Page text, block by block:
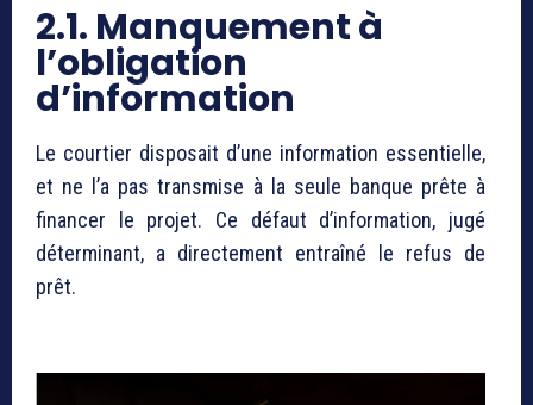
2.1. Manquement à
l’obligation
d’information
Le courtier disposait d’une information essentielle,
et ne l’a pas transmise à la seule banque prête à
financer le projet. Ce défaut d’information, jugé
déterminant, a directement entraîné le refus de
prêt.